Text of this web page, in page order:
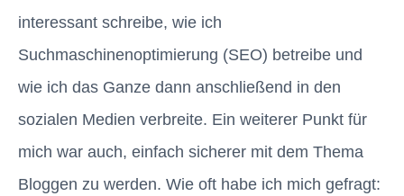
interessant schreibe, wie ich
Suchmaschinenoptimierung (SEO) betreibe und
wie ich das Ganze dann anschließend in den
sozialen Medien verbreite. Ein weiterer Punkt für
mich war auch, einfach sicherer mit dem Thema
Bloggen zu werden. Wie oft habe ich mich gefragt: